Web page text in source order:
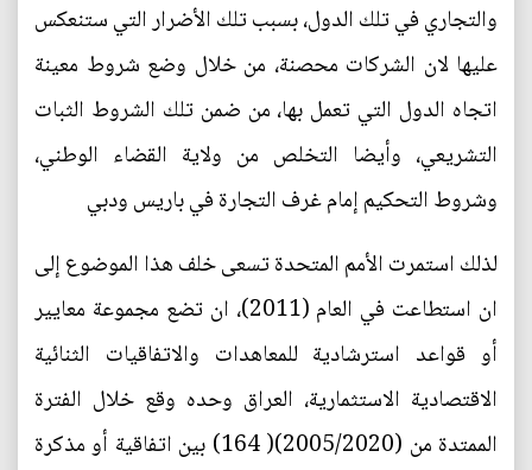
والتجاري في تلك الدول، بسبب تلك الأضرار التي ستنعكس
عليها لان الشركات محصنة، من خلال وضع شروط معينة
اتجاه الدول التي تعمل بها، من ضمن تلك الشروط الثبات
التشريعي، وأيضا التخلص من ولاية القضاء الوطني،
وشروط التحكيم إمام غرف التجارة في باريس ودبي
لذلك استمرت الأمم المتحدة تسعى خلف هذا الموضوع إلى
ان استطاعت في العام (2011)، ان تضع مجموعة معايير
أو قواعد استرشادية للمعاهدات والاتفاقيات الثنائية
الاقتصادية الاستثمارية، العراق وحده وقع خلال الفترة
الممتدة من (2005/2020)( 164) بين اتفاقية أو مذكرة